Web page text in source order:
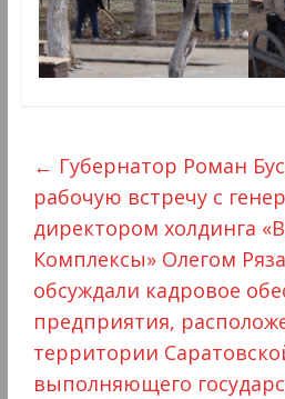
← Губернатор Роман
рабочую встречу с
директором холдинга
Комплексы» Олегом
обсуждали кадровое
предприятия,
территории
выполняющего